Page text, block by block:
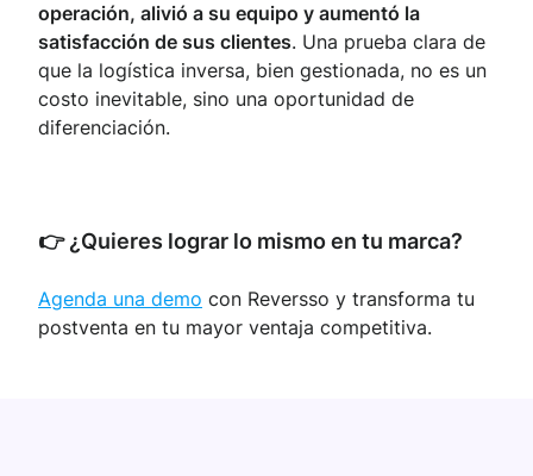
operación, alivió a su equipo y aumentó la
satisfacción de sus clientes. Una prueba clara de
que la logística inversa, bien gestionada, no es un
costo inevitable, sino una oportunidad de
diferenciación.
👉 ¿Quieres lograr lo mismo en tu marca?
Agenda una demo con Reversso y transforma tu
postventa en tu mayor ventaja competitiva.